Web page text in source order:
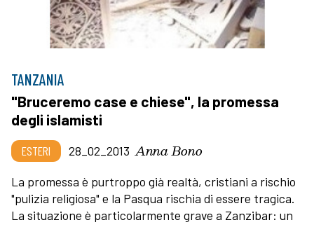
TANZANIA
"Bruceremo case e chiese", la promessa
degli islamisti
ESTERI 28_02_2013 Anna Bono
La promessa è purtroppo già realtà, cristiani a rischio
"pulizia religiosa" e la Pasqua rischia di essere tragica.
La situazione è particolarmente grave a Zanzibar: un